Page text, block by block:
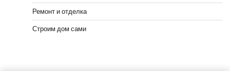
Ремонт и отделка
Строим дом сами